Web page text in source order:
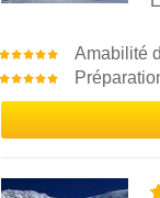
Amabilité